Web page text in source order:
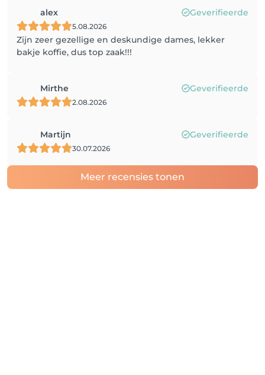
alex Geverifieerde
5.08.2026
Zijn zeer gezellige en deskundige dames, lekker
bakje koffie, dus top zaak!!!
Mirthe Geverifieerde
2.08.2026
Martijn Geverifieerde
30.07.2026
Meer recensies tonen